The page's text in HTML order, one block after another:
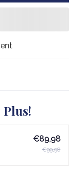
Plus!
€89,98
€99,98